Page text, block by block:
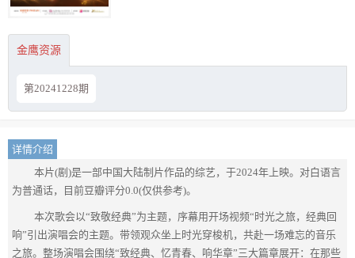
金鹰资源
第20241228期
详情介绍
本片(剧)是一部中国大陆制片作品的综艺，于2024年上映。对白语言
为普通话，目前豆瓣评分0.0(仅供参考)。
本次歌会以“致敬经典”为主题，序幕用开场视频“时光之旅，经典回
响”引出演唱会的主题。带领观众坐上时光穿梭机，共赴一场难忘的音乐
之旅。整场演唱会围绕“致经典、忆⻘春、响华章”三大篇章展开：在那些